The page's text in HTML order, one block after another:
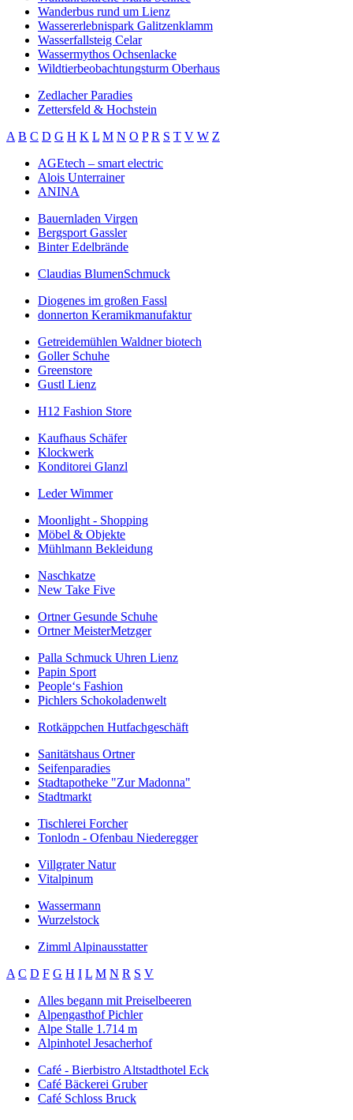
Wanderbus rund um Lienz
Wassererlebnispark Galitzenklamm
Wasserfallsteig Celar
Wassermythos Ochsenlacke
Wildtierbeobachtungsturm Oberhaus
Zedlacher Paradies
Zettersfeld & Hochstein
A B C D G H K L M N O P R S T V W Z
AGEtech – smart electric
Alois Unterrainer
ANINA
Bauernladen Virgen
Bergsport Gassler
Binter Edelbrände
Claudias BlumenSchmuck
Diogenes im großen Fassl
donnerton Keramikmanufaktur
Getreidemühlen Waldner biotech
Goller Schuhe
Greenstore
Gustl Lienz
H12 Fashion Store
Kaufhaus Schäfer
Klockwerk
Konditorei Glanzl
Leder Wimmer
Moonlight - Shopping
Möbel & Objekte
Mühlmann Bekleidung
Naschkatze
New Take Five
Ortner Gesunde Schuhe
Ortner MeisterMetzger
Palla Schmuck Uhren Lienz
Papin Sport
People‘s Fashion
Pichlers Schokoladenwelt
Rotkäppchen Hutfachgeschäft
Sanitätshaus Ortner
Seifenparadies
Stadtapotheke "Zur Madonna"
Stadtmarkt
Tischlerei Forcher
Tonlodn - Ofenbau Niederegger
Villgrater Natur
Vitalpinum
Wassermann
Wurzelstock
Zimml Alpinausstatter
A C D F G H I L M N R S V
Alles begann mit Preiselbeeren
Alpengasthof Pichler
Alpe Stalle 1.714 m
Alpinhotel Jesacherhof
Café - Bierbistro Altstadthotel Eck
Café Bäckerei Gruber
Café Schloss Bruck